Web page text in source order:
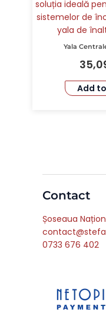
Yala
Add
Contact
Șoseaua
0733 676 402